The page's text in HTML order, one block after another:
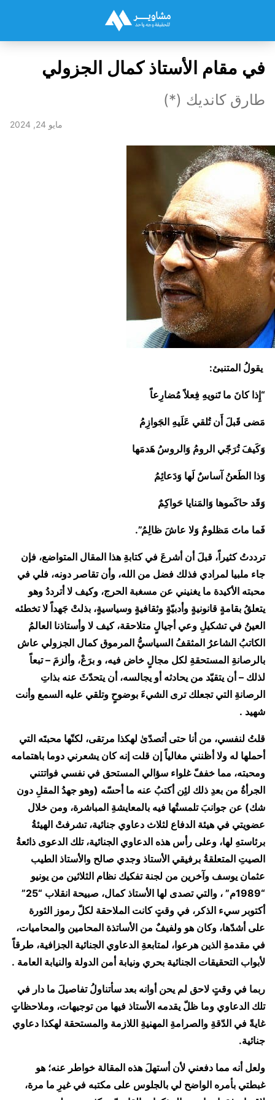
في مقام الأستاذ كمال الجزولي
طارق كانديك (*)
مايو 24, 2024
يقولُ المتنبئ:
“إِذا كانَ ما تَنويهِ فِعلاً مُضارِعاً
مَضى قَبلَ أَن تُلقي عَلَيهِ الجَوازِمُ
وَكَيفَ تُرَجّي الرومُ وَالروسُ هَدمَها
وَذا الطَعنُ آساسٌ لَها وَدَعائِمُ
وَقَد حاكَموها وَالمَنايا حَواكِمٌ
فَما ماتَ مَظلومٌ وَلا عاشَ ظالِمُ”.
ترددتُ كثيراً، قبلَ أن أشرعَ في كتابةِ هذا المقال المتواضع، فإن
جاء ملبيا لمرادي فذلك فضل من الله، وأن تقاصر دونه، فلي في
محبته الأكيدة ما يغنيني عن مسغبة الحرج، وكيف لا أترددُ وهو
يتعلقُ بقامةٍ قانونيةٍ وأدبيّةٍ وثقافيةٍ وسياسيةٍ، بذلتْ جَهداً لا تخطئه
العينُ في تشكيلِ وعي أجيالٍ متلاحقة، كيف لا وأستاذنا العالمُ
الكاتبُ الشاعرُ المثقفُ السياسيُّ المرموق كمال الجزولي عاش
بالرصانةِ المستحقةِ لكل مجالٍ خاض فيه، و برَعْ، وألزمَ – تبعاً
لذلك – أن يتقيّد من يحادثه أو يجالسه، أن يتحدّثَ عنه بذاتِ
الرصانةِ التي تجعلك ترى الشيءَ بوضوحٍ وتلقي عليه السمع وأنت
شهيد .
قلتُ لنفسي، من أنا حتى أتصدّىٰ لهكذا مرتقى، لكنّها محبتَه التي
أحملها له ولا أظنني مغالياً إن قلت إنه كان يشعرني دوما باهتمامه
ومحبته، مما خففّ غلواء سؤالي المستحق في نفسي فواتتني
الجرأةُ من بعدِ ذلك لئِن أكتبُ عنه ما أحسّه (وهو جهدُ المقلِ دون
شك) عن جوانبَ تلمستُها فيه بالمعايشةِ المباشرة، ومن خلال
عضويتي في هيئة الدفاع لثلاث دعاوي جنائية، تشرفتْ الهيئةُ
برئاستهِ لها، وعلى رأس هذه الدعاوي الجنائية، تلك الدعوى ذائعةُ
الصيتِ المتعلقةُ برفيقي الأستاذ وجدي صالح والأستاذ الطيب
عثمان يوسف وآخرين من لجنة تفكيك نظام الثلاثين من يونيو
“1989م” ، والتي تصدى لها الأستاذ كمال، صبيحة انقلاب “25”
أكتوبر سيء الذكر، في وقتٍ كانت الملاحقة لكلّ رموز الثورة
على أشدّها، وكان هو ولفيفٌ من الأساتذة المحامين والمحاميات،
في مقدمةِ الذين هرعوا، لمتابعةِ الدعاوي الجنائية الجزافية، طرقاً
لأبواب التحقيقات الجنائية بحري ونيابة أمن الدولة والنيابة العامة .
ربما في وقتٍ لاحق لم يحن أوانه بعد سأتناولُ تفاصيلَ ما دار في
تلك الدعاوي وما ظلّ يقدمه الأستاذ فيها من توجيهات، وملاحظاتٍ
غايةً في الدّقةِ والصرامةِ المهنيةِ اللازمة والمستحقة لهكذا دعاوي
جنائية.
ولعل أنه مما دفعني لأن أستهلَ هذه المقالة خواطر عنه؛ هو
غبطتي بأمره الواضح لي بالجلوس على مكتبه في غيرِ ما مرة،